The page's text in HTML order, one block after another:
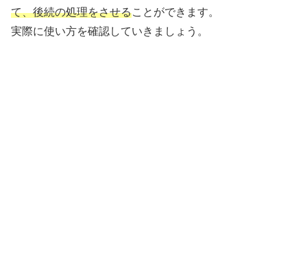
て、後続の処理をさせることができます。
実際に使い方を確認していきましょう。